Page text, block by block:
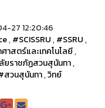
27 12:20:46
,#SCISSRU,#SSRU,
าสตร์และเทคโนโลยี,
ยราชภัฏสวนสุนันทา,
สวนสุนันทา,วิทย์